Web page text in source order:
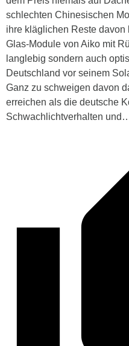
schlechten Chinesischen
ihre kläglichen Reste
Glas-Module von Aiko mit
langlebig sondern auch
Deutschland vor seinem
Ganz zu schweigen davon
erreichen als die deutsche
Schwachlichtverhalten und